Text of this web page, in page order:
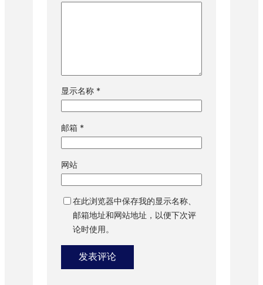
显示名称 *
邮箱 *
网站
在此浏览器中保存我的显示名称、
邮箱地址和网站地址，以便下次评
论时使用。